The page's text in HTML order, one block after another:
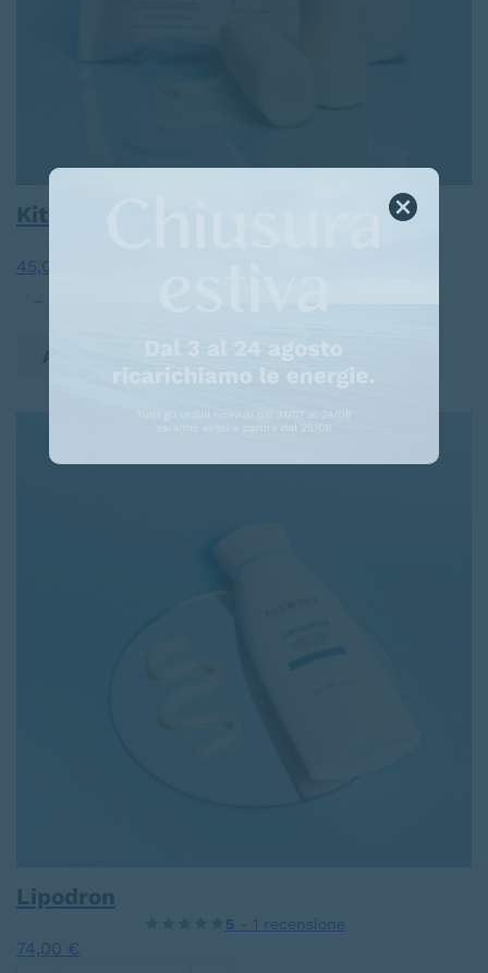
Kit Bendaggi Be Tone
45,00
Lipodron
5 - 1 recensione
74,00 €